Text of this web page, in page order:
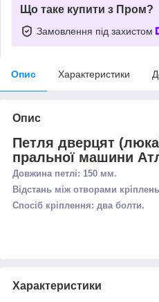
Що таке купити з Пром?
Замовлення під захистом
Опис Характеристики
Опис
Петля дверцят
пральної машини
Довжина петлі: 150 мм.
Відстань між отворами
Спосіб кріплення: два болти.
Характеристики